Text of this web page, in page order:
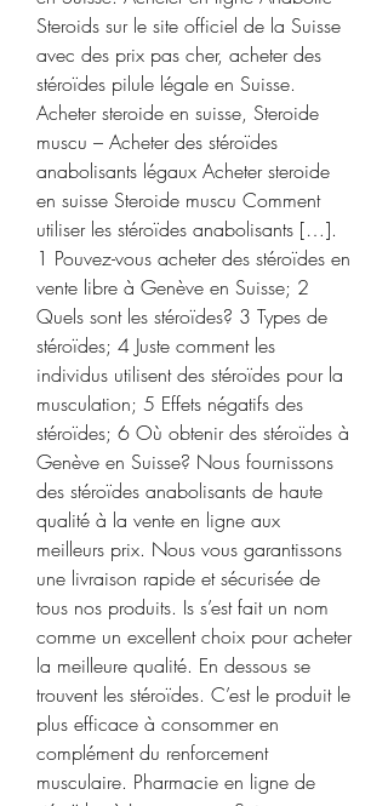
Steroids sur le site officiel de la Suisse
avec des prix pas cher, acheter des
stéroïdes pilule légale en Suisse.
Acheter steroide en suisse, Steroide
muscu – Acheter des stéroïdes
anabolisants légaux Acheter steroide
en suisse Steroide muscu Comment
utiliser les stéroïdes anabolisants […].
1 Pouvez-vous acheter des stéroïdes en
vente libre à Genève en Suisse; 2
Quels sont les stéroïdes? 3 Types de
stéroïdes; 4 Juste comment les
individus utilisent des stéroïdes pour la
musculation; 5 Effets négatifs des
stéroïdes; 6 Où obtenir des stéroïdes à
Genève en Suisse? Nous fournissons
des stéroïdes anabolisants de haute
qualité à la vente en ligne aux
meilleurs prix. Nous vous garantissons
une livraison rapide et sécurisée de
tous nos produits. Is s’est fait un nom
comme un excellent choix pour acheter
la meilleure qualité. En dessous se
trouvent les stéroïdes. C’est le produit le
plus efficace à consommer en
complément du renforcement
musculaire. Pharmacie en ligne de